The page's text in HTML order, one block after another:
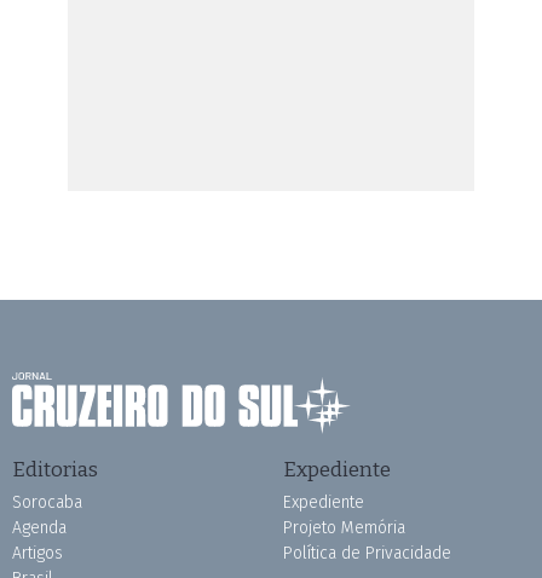
Editorias
Sorocaba
Agenda
Artigos
Expediente
Expediente
Projeto Memória
Política de Privacidade